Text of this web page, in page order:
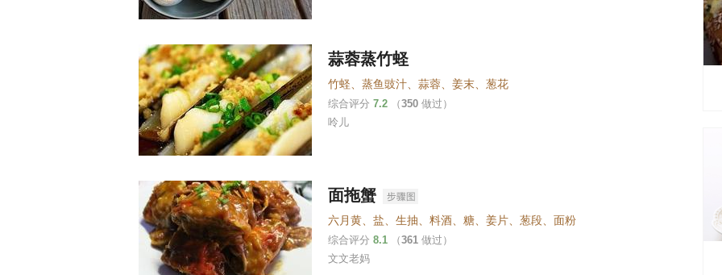
蒜蓉蒸竹蛏
竹蛏、蒸鱼豉汁、蒜蓉、姜末、葱花
综合评分 7.2 （350 做过）
呤儿
面拖蟹
六月黄、盐、生抽、料酒、糖、姜片、葱段、面粉
综合评分 8.1 （361 做过）
文文老妈